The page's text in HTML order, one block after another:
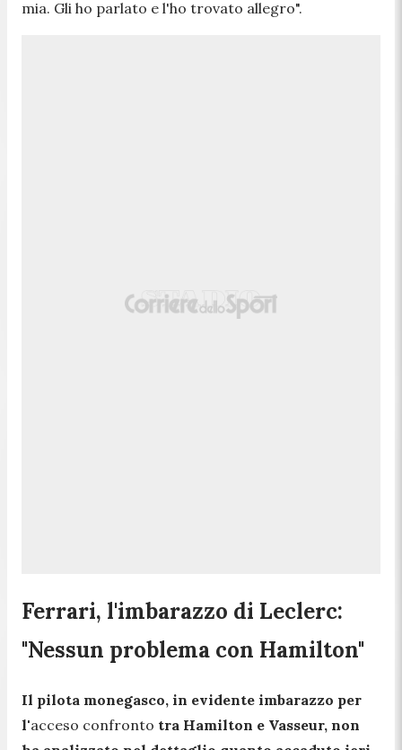
mia. Gli ho parlato e l'ho trovato allegro".
Ferrari, l'imbarazzo di Leclerc:
"Nessun problema con Hamilton"
Il pilota monegasco, in evidente imbarazzo per
l'acceso confronto tra Hamilton e Vasseur, non